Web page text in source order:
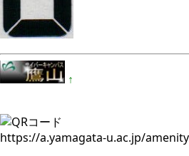
↑
https://a.yamagata-u.ac.jp/